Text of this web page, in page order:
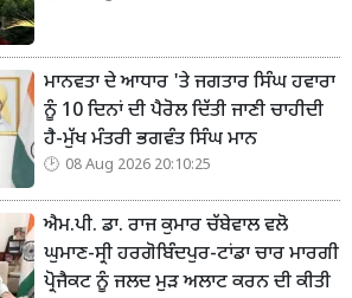
ਮਾਨਵਤਾ ਦੇ ਆਧਾਰ 'ਤੇ ਜਗਤਾਰ ਸਿੰਘ ਹਵਾਰਾ
ਨੂੰ 10 ਦਿਨਾਂ ਦੀ ਪੈਰੋਲ ਦਿੱਤੀ ਜਾਣੀ ਚਾਹੀਦੀ
ਹੈ-ਮੁੱਖ ਮੰਤਰੀ ਭਗਵੰਤ ਸਿੰਘ ਮਾਨ
08 Aug 2026 20:10:25
ਐਮ.ਪੀ. ਡਾ. ਰਾਜ ਕੁਮਾਰ ਚੱਬੇਵਾਲ ਵਲੋ
ਘੁਮਾਣ-ਸ੍ਰੀ ਹਰਗੋਬਿੰਦਪੁਰ-ਟਾਂਡਾ ਚਾਰ ਮਾਰਗੀ
ਪ੍ਰੋਜੈਕਟ ਨੂੰ ਜਲਦ ਮੁੜ ਅਲਾਟ ਕਰਨ ਦੀ ਕੀਤੀ